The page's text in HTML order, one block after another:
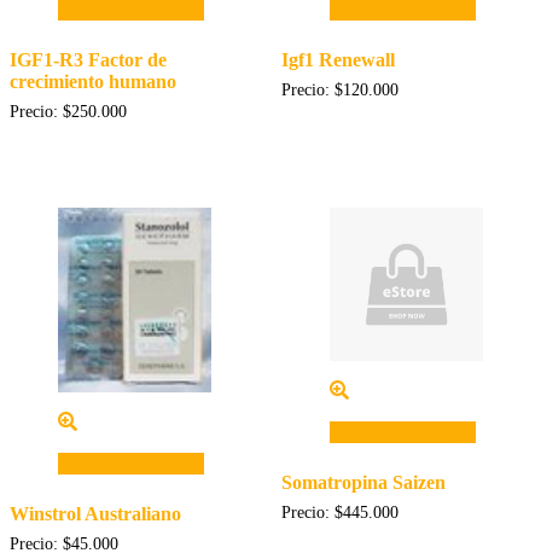
IGF1-R3 Factor de
crecimiento humano
Precio: $250.000
Igf1 Renewall
Precio: $120.000
Winstrol Australiano
Precio: $45.000
Somatropina Saizen
Precio: $445.000